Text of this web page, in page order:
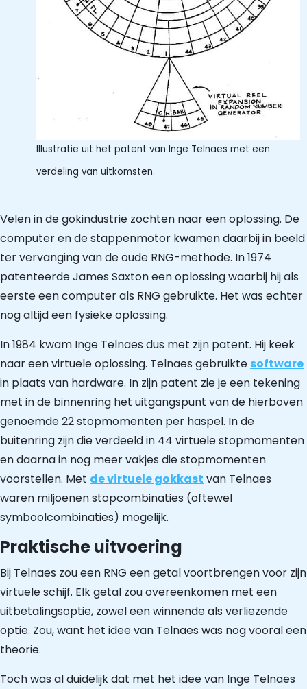
Illustratie uit het patent van Inge Telnaes met een
verdeling van uitkomsten.
Velen in de gokindustrie zochten naar een oplossing. De
computer en de stappenmotor kwamen daarbij in beeld
ter vervanging van de oude RNG-methode. In 1974
patenteerde James Saxton een oplossing waarbij hij als
eerste een computer als RNG gebruikte. Het was echter
nog altijd een fysieke oplossing.
In 1984 kwam Inge Telnaes dus met zijn patent. Hij keek
naar een virtuele oplossing. Telnaes gebruikte software
in plaats van hardware. In zijn patent zie je een tekening
met in de binnenring het uitgangspunt van de hierboven
genoemde 22 stopmomenten per haspel. In de
buitenring zijn die verdeeld in 44 virtuele stopmomenten
en daarna in nog meer vakjes die stopmomenten
voorstellen. Met de virtuele gokkast van Telnaes
waren miljoenen stopcombinaties (oftewel
symboolcombinaties) mogelijk.
Praktische uitvoering
Bij Telnaes zou een RNG een getal voortbrengen voor zijn
virtuele schijf. Elk getal zou overeenkomen met een
uitbetalingsoptie, zowel een winnende als verliezende
optie. Zou, want het idee van Telnaes was nog vooral een
theorie.
Toch was al duidelijk dat met het idee van Inge Telnaes